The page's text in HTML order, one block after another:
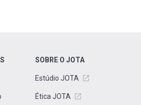
SOBRE O JOTA
Estúdio JOTA
Ética JOTA